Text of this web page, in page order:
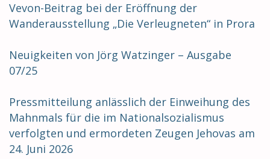
Vevon-Beitrag bei der Eröffnung der
Wanderausstellung „Die Verleugneten“ in Prora
Neuigkeiten von Jörg Watzinger – Ausgabe
07/25
Pressmitteilung anlässlich der Einweihung des
Mahnmals für die im Nationalsozialismus
verfolgten und ermordeten Zeugen Jehovas am
24. Juni 2026